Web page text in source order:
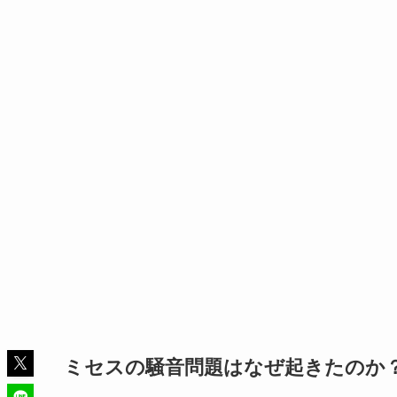
ミセスの騒音問題はなぜ起きたのか